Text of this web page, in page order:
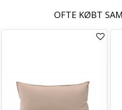
OFTE KØBT